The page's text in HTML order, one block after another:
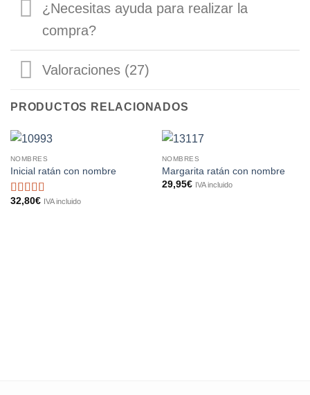
¿Necesitas ayuda para realizar la
compra?
Valoraciones (27)
PRODUCTOS RELACIONADOS
NOMBRES
Inicial ratán con nombre
Valorado
32,80€ IVA incluido
NOMBRES
Margarita ratán con nombre
29,95€ IVA incluido